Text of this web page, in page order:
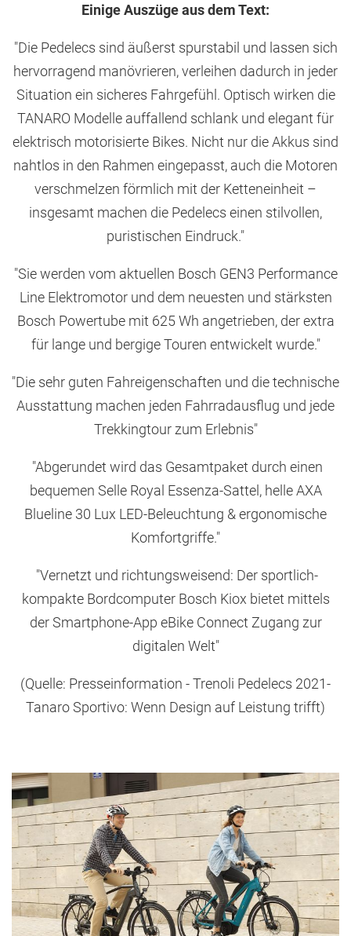
Einige Auszüge aus dem Text:
"Die Pedelecs sind äußerst spurstabil und lassen sich
hervorragend manövrieren, verleihen dadurch in jeder
Situation ein sicheres Fahrgefühl. Optisch wirken die
TANARO Modelle auffallend schlank und elegant für
elektrisch motorisierte Bikes. Nicht nur die Akkus sind
nahtlos in den Rahmen eingepasst, auch die Motoren
verschmelzen förmlich mit der Ketteneinheit –
insgesamt machen die Pedelecs einen stilvollen,
puristischen Eindruck."
"Sie werden vom aktuellen Bosch GEN3 Performance
Line Elektromotor und dem neuesten und stärksten
Bosch Powertube mit 625 Wh angetrieben, der extra
für lange und bergige Touren entwickelt wurde."
"Die sehr guten Fahreigenschaften und die technische
Ausstattung machen jeden Fahrradausflug und jede
Trekkingtour zum Erlebnis"
"Abgerundet wird das Gesamtpaket durch einen
bequemen Selle Royal Essenza-Sattel, helle AXA
Blueline 30 Lux LED-Beleuchtung & ergonomische
Komfortgriffe."
"Vernetzt und richtungsweisend: Der sportlich-
kompakte Bordcomputer Bosch Kiox bietet mittels
der Smartphone-App eBike Connect Zugang zur
digitalen Welt"
(Quelle: Presseinformation - Trenoli Pedelecs 2021-
Tanaro Sportivo: Wenn Design auf Leistung trifft)